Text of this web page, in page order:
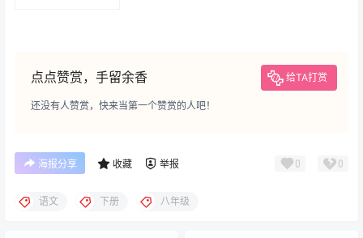
点点赞赏，手留余香 给TA打赏
还没有人赞赏，快来当第一个赞赏的人吧！
海报分享 收藏 举报 0 0
语文 下册 八年级